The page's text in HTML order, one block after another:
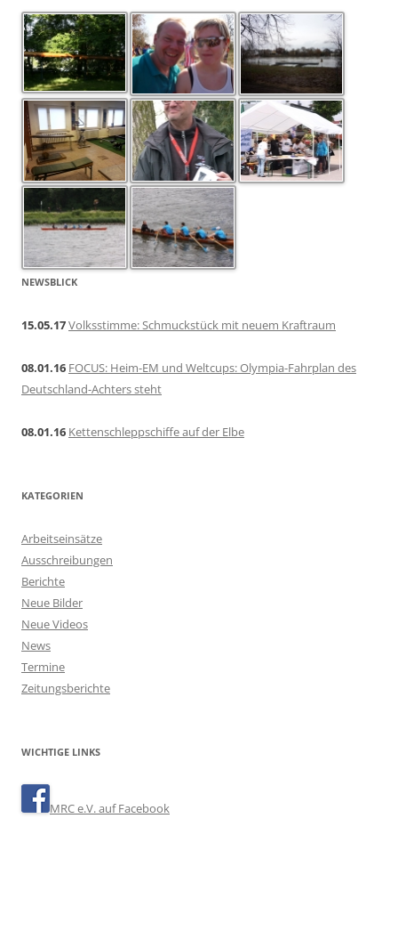
NEWSBLICK
15.05.17Volksstimme: Schmuckstück mit neuem Kraftraum
08.01.16 FOCUS: Heim-EM und Weltcups: Olympia-Fahrplan des
Deutschland-Achters steht
08.01.16 Kettenschleppschiffe auf der Elbe
KATEGORIEN
Arbeitseinsätze
Ausschreibungen
Berichte
Neue Bilder
Neue Videos
News
Termine
Zeitungsberichte
WICHTIGE LINKS
MRC e.V. auf Facebook